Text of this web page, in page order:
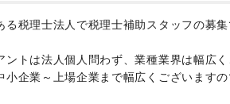
る税理士法人で税理士補助スタッフの募集
ントは法人個人問わず、業種業界は幅広く
小企業～上場企業まで幅広くございます